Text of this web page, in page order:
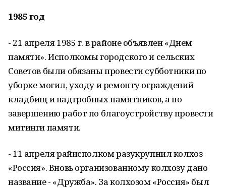
1985 год
- 21 апреля 1985 г. в районе объявлен «Днем
памяти». Исполкомы городского и сельских
Советов были обязаны провести субботники по
уборке могил, уходу и ремонту ограждений
кладбищ и надгробных памятников, а по
завершению работ по благоустройству провести
митинги памяти.
- 11 апреля райисполком разукрупнил колхоз
«Россия». Вновь организованному колхозу дано
название - «Дружба». За колхозом «Россия» был